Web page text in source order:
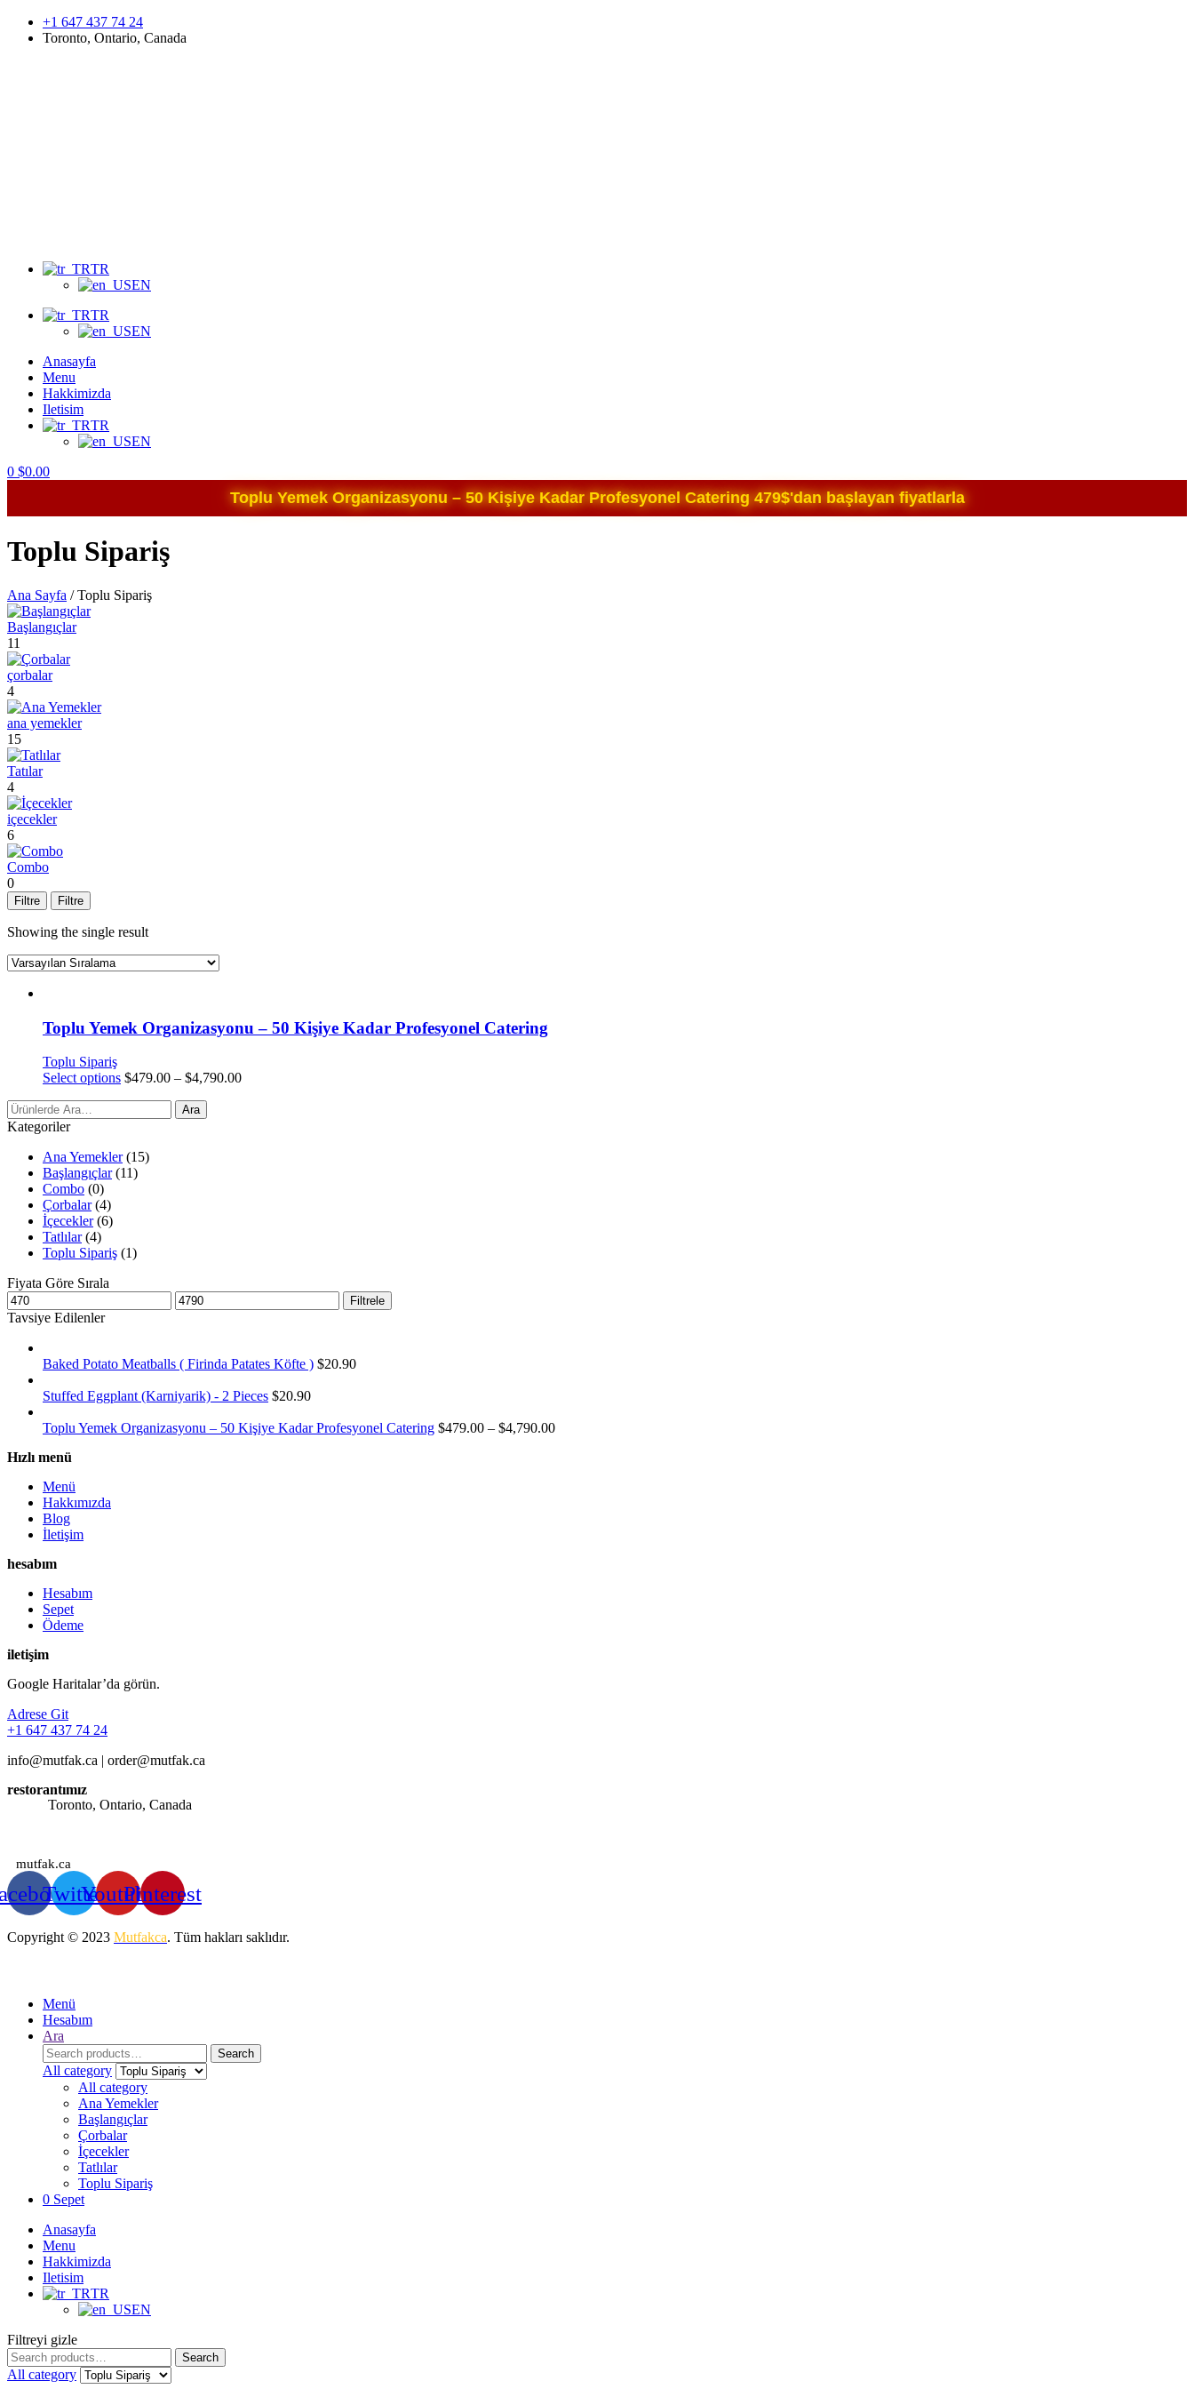
+1 647 437 74 24
Toronto, Ontario, Canada
TR
EN
TR
EN
Anasayfa
Menu
Hakkimizda
Iletisim
TR
EN
0 $0.00
Toplu Yemek Organizasyonu – 50 Kişiye Kadar Profesyonel Catering 479$'dan başlayan fiyatlarla
Toplu Sipariş
Ana Sayfa /Toplu Sipariş
Başlangıçlar
11
çorbalar
4
ana yemekler
15
Tatılar
4
içecekler
6
Combo
0
Filtre Filtre
Showing the single result
Toplu Yemek Organizasyonu – 50 Kişiye Kadar Profesyonel Catering
Toplu Sipariş
Select options $479.00 – $4,790.00
Arama
Sonuçları:
Ara
Kategoriler
Ana Yemekler (15)
Başlangıçlar (11)
Combo (0)
Çorbalar (4)
İçecekler (6)
Tatlılar (4)
Toplu Sipariş (1)
Fiyata Göre Sırala
En
düşük
En
yüksek
Filtrele
Tavsiye Edilenler
Baked Potato Meatballs ( Firinda Patates Köfte ) $20.90
Stuffed Eggplant (Karniyarik) - 2 Pieces $20.90
Toplu Yemek Organizasyonu – 50 Kişiye Kadar Profesyonel Catering $479.00 – $4,790.00
Hızlı menü
Menü
Hakkımızda
Blog
İletişim
hesabım
Hesabım
Sepet
Ödeme
iletişim
Google Haritalar’da görün.
Adrese Git
+1 647 437 74 24
info@mutfak.ca | order@mutfak.ca
restorantımız
Toronto, Ontario, Canada
mutfak.ca
TwitterYoutubePinterest
Copyright © 2023 Mutfakca. Tüm hakları saklıdır.
Menü
Hesabım
Ara
Search
for:
Search
All category
All category
Ana Yemekler
Başlangıçlar
Çorbalar
İçecekler
Tatlılar
Toplu Sipariş
0 Sepet
Anasayfa
Menu
Hakkimizda
Iletisim
TR
EN
Filtreyi gizle
Search
for:
Search
All category